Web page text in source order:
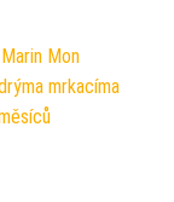
Mon
mrkacíma